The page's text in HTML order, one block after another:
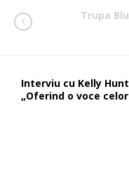
Trupa
Interviu cu Kelly
„Oferind o voce